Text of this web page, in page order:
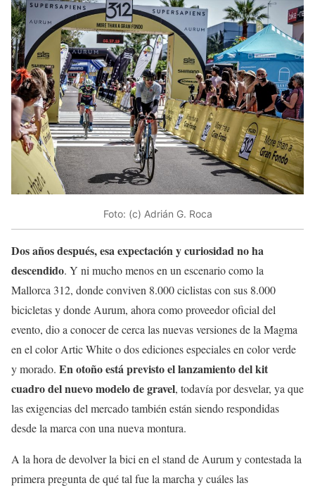
Foto: (c) Adrián G. Roca
Dos años después, esa expectación y curiosidad no ha
descendido. Y ni mucho menos en un escenario como la
Mallorca 312, donde conviven 8.000 ciclistas con sus 8.000
bicicletas y donde Aurum, ahora como proveedor oficial del
evento, dio a conocer de cerca las nuevas versiones de la Magma
en el color Artic White o dos ediciones especiales en color verde
y morado. En otoño está previsto el lanzamiento del kit
cuadro del nuevo modelo de gravel, todavía por desvelar, ya que
las exigencias del mercado también están siendo respondidas
desde la marca con una nueva montura.
A la hora de devolver la bici en el stand de Aurum y contestada la
primera pregunta de qué tal fue la marcha y cuáles las